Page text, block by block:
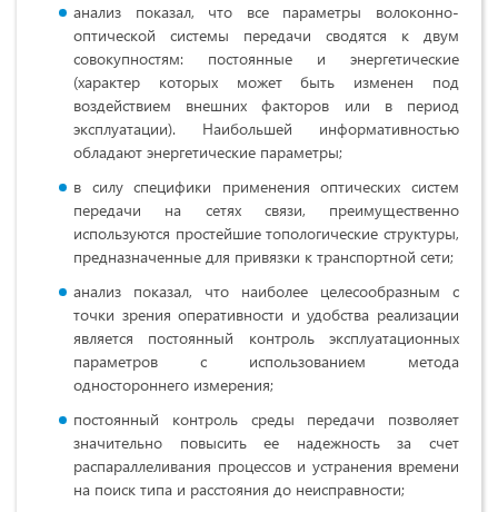
анализ показал, что все параметры волоконно-
оптической системы передачи сводятся к двум
совокупностям: постоянные и энергетические
(характер которых может быть изменен под
воздействием внешних факторов или в период
эксплуатации). Наибольшей информативностью
обладают энергетические параметры;
в силу специфики применения оптических систем
передачи на сетях связи, преимущественно
используются простейшие топологические структуры,
предназначенные для привязки к транспортной сети;
анализ показал, что наиболее целесообразным с
точки зрения оперативности и удобства реализации
является постоянный контроль эксплуатационных
параметров с использованием метода
одностороннего измерения;
постоянный контроль среды передачи позволяет
значительно повысить ее надежность за счет
распараллеливания процессов и устранения времени
на поиск типа и расстояния до неисправности;